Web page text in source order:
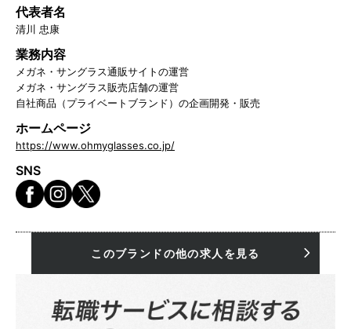
代表者名
清川 忠康
業務内容
メガネ・サングラス通販サイトの運営
メガネ・サングラス販売店舗の運営
自社商品（プライベートブランド）の企画開発・販売
ホームページ
https://www.ohmyglasses.co.jp/
SNS
このブランドの他の求人を見る